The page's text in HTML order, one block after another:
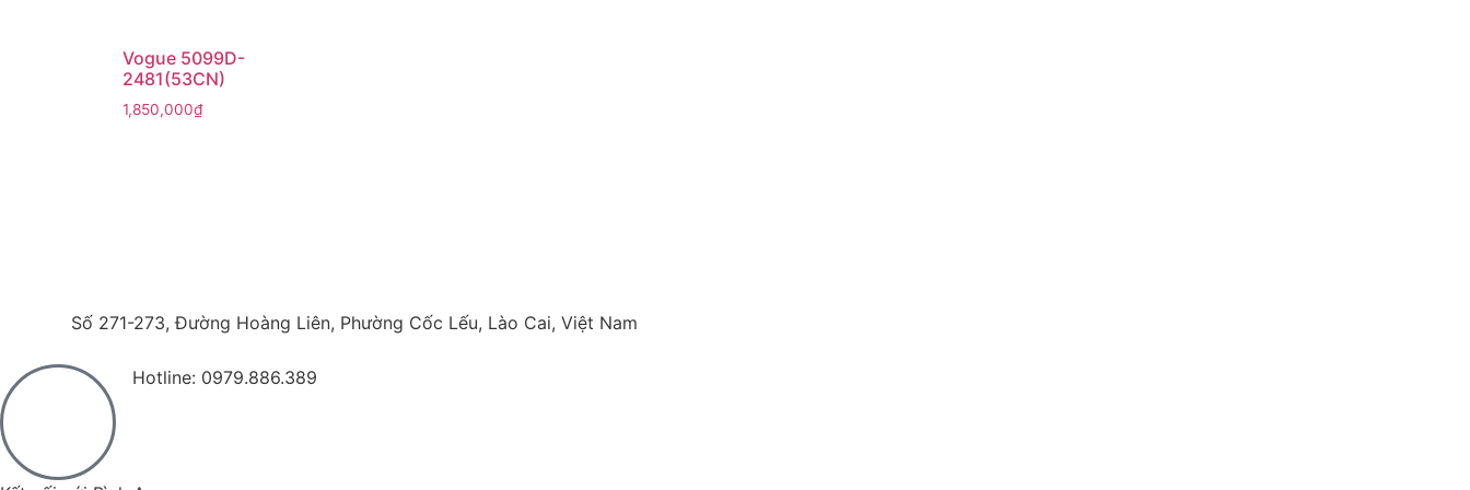
Vogue 5099D-
2481(53CN)
1,850,000₫
Số 271-273, Đường Hoàng Liên, Phường Cốc Lếu, Lào Cai, Việt Nam
Hotline: 0979.886.389